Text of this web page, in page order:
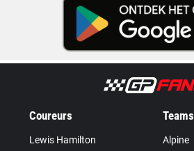
Coureurs
Lewis Hamilton
Teams
Alpine